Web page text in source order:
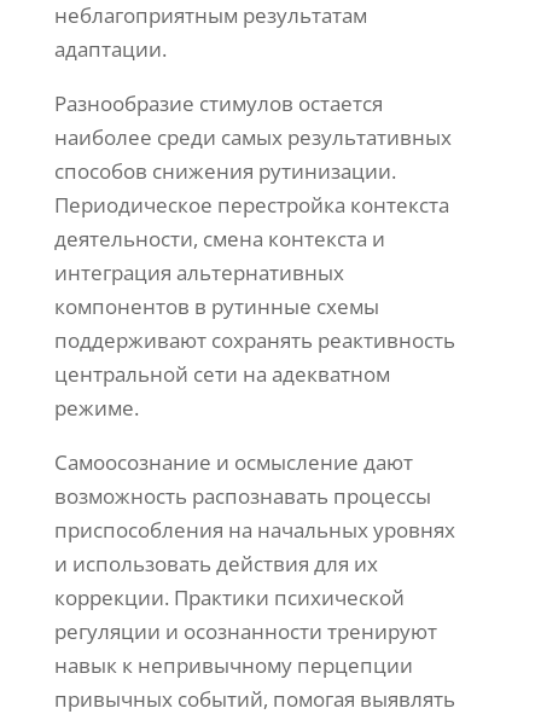
неблагоприятным результатам
адаптации.
Разнообразие стимулов остается
наиболее среди самых результативных
способов снижения рутинизации.
Периодическое перестройка контекста
деятельности, смена контекста и
интеграция альтернативных
компонентов в рутинные схемы
поддерживают сохранять реактивность
центральной сети на адекватном
режиме.
Самоосознание и осмысление дают
возможность распознавать процессы
приспособления на начальных уровнях
и использовать действия для их
коррекции. Практики психической
регуляции и осознанности тренируют
навык к непривычному перцепции
привычных событий, помогая выявлять